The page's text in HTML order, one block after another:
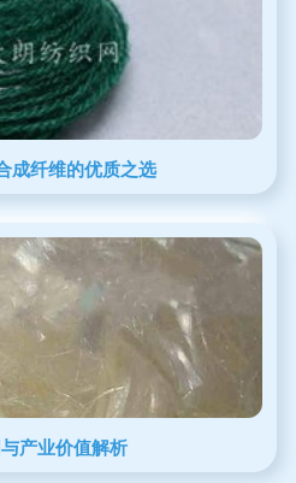
成纤维的优质之选
产业价值解析